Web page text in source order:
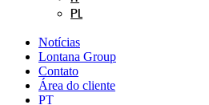
PL
Notícias
Lontana Group
Contato
Área do cliente
PT